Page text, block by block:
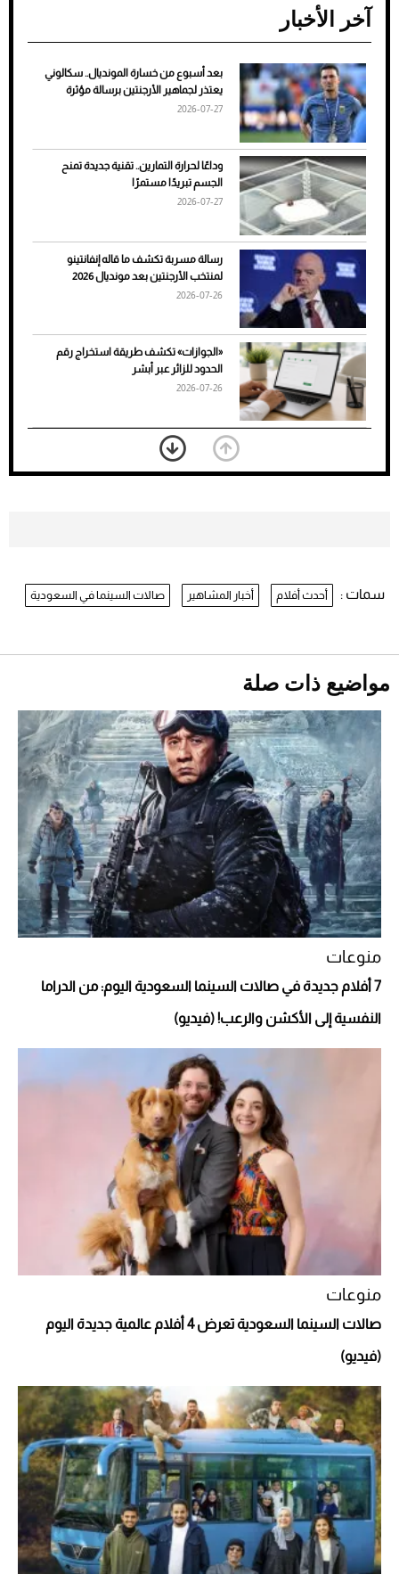
ضعف تبريد مكيف السيارة عند الوقوف.. أشهر
الأسباب والحلول
7 نصائح لاختيار لون البنطلون المناسب للقميص
الأسود
أغلى 10 عطور في العالم للرجال تمنحك فخامة
استثنائية
Aston Martin Valiant: على هوى الأبطال
أفضل تدريج للشعر الطويل لإطلالة جريئة وعصرية
آخر الأخبار
بعد أسبوع من خسارة المونديال.. سكالوني
يعتذر لجماهير الأرجنتين برسالة مؤثرة
2026-07-27
وداعًا لحرارة التمارين.. تقنية جديدة تمنح
الجسم تبريدًا مستمرًا
2026-07-27
رسالة مسربة تكشف ما قاله إنفانتينو
لمنتخب الأرجنتين بعد مونديال 2026
2026-07-26
«الجوازات» تكشف طريقة استخراج رقم
الحدود للزائر عبر أبشر
2026-07-26
بعد 7 أشهر من تعرضه لحادث مروع.. جوشوا
يفوز على برينغا بـ"الضربة القاضية" (فيديو)
قبل ليلة النزال.. اكتمال وزن أبطال "The
Comeback" في جدة (فيديو)
2026-07-25
"بوجاتي ميسترال" الاستثنائية للبيع في مزاد
مونتيري
2026-07-23
سمات : أحدث أفلام أخبار المشاهير صالات السينما في السعودية
مواضيع ذات صلة
منوعات
7 أفلام جديدة في صالات السينما السعودية اليوم: من الدراما
النفسية إلى الأكشن والرعب! (فيديو)
منوعات
صالات السينما السعودية تعرض 4 أفلام عالمية جديدة اليوم
(فيديو)